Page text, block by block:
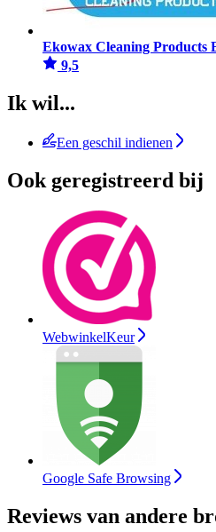
Ekowax Cleaning Products
9,5
Ik wil...
Een geschil indienen
Ook geregistreerd bij
WebwinkelKeur
Google Safe Browsing
Reviews van andere